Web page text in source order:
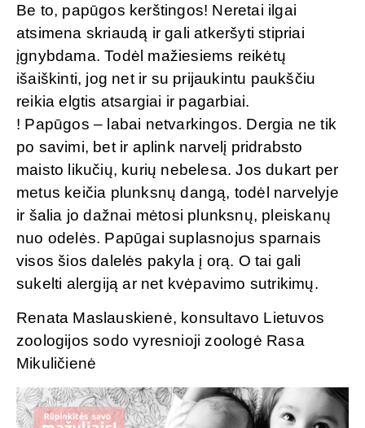
Be to, papūgos kerštingos! Neretai ilgai
atsimena skriaudą ir gali atkeršyti stipriai
įgnybdama. Todėl mažiesiems reikėtų
išaiškinti, jog net ir su prijaukintu paukščiu
reikia elgtis atsargiai ir pagarbiai.
! Papūgos – labai netvarkingos. Dergia ne tik
po savimi, bet ir aplink narvelį pridrabsto
maisto likučių, kurių nebelesa. Jos dukart per
metus keičia plunksnų dangą, todėl narvelyje
ir šalia jo dažnai mėtosi plunksnų, pleiskanų
nuo odelės. Papūgai suplasnojus sparnais
visos šios dalelės pakyla į orą. O tai gali
sukelti alergiją ar net kvėpavimo sutrikimų.
Renata Maslauskienė, konsultavo Lietuvos
zoologijos sodo vyresnioji zoologė Rasa
Mikuličienė